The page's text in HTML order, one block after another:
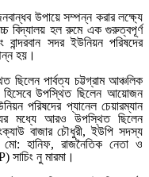
উপায়ে সম্পন্ন করার লক্ষ্যে
বিদ্যালয় হল রুমে এক গুরুত্বপূর্ণ
সদর ইউনিয়ন পরিষদের
হয়।
পার্বত্য চট্টগ্রাম আঞ্চলিক
উপস্থিত ছিলেন আয়োজন
পরিষদের প্যানেল চেয়ারম্যান
মধ্যে আরও উপস্থিত ছিলেন
বাজার চৌধুরী, ইউপি সদস্য
মো: হানিফ, রাজনৈতিক নেতা ও
সাচিং নু মারমা।